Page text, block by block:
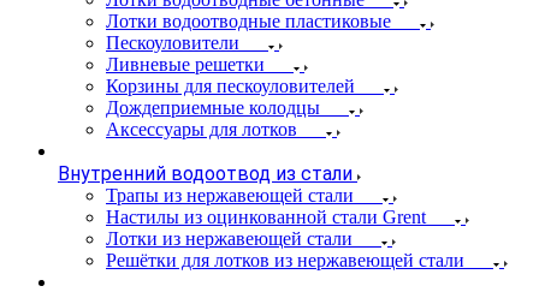
Лотки водоотводные пластиковые
Пескоуловители
Ливневые решетки
Корзины для пескоуловителей
Дождеприемные колодцы
Аксессуары для лотков
Внутренний водоотвод из стали
Трапы из нержавеющей стали
Настилы из оцинкованной стали Grent
Лотки из нержавеющей стали
Решётки для лотков из нержавеющей стали